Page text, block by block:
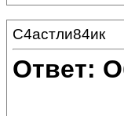
С4астли84ик
Ответ: